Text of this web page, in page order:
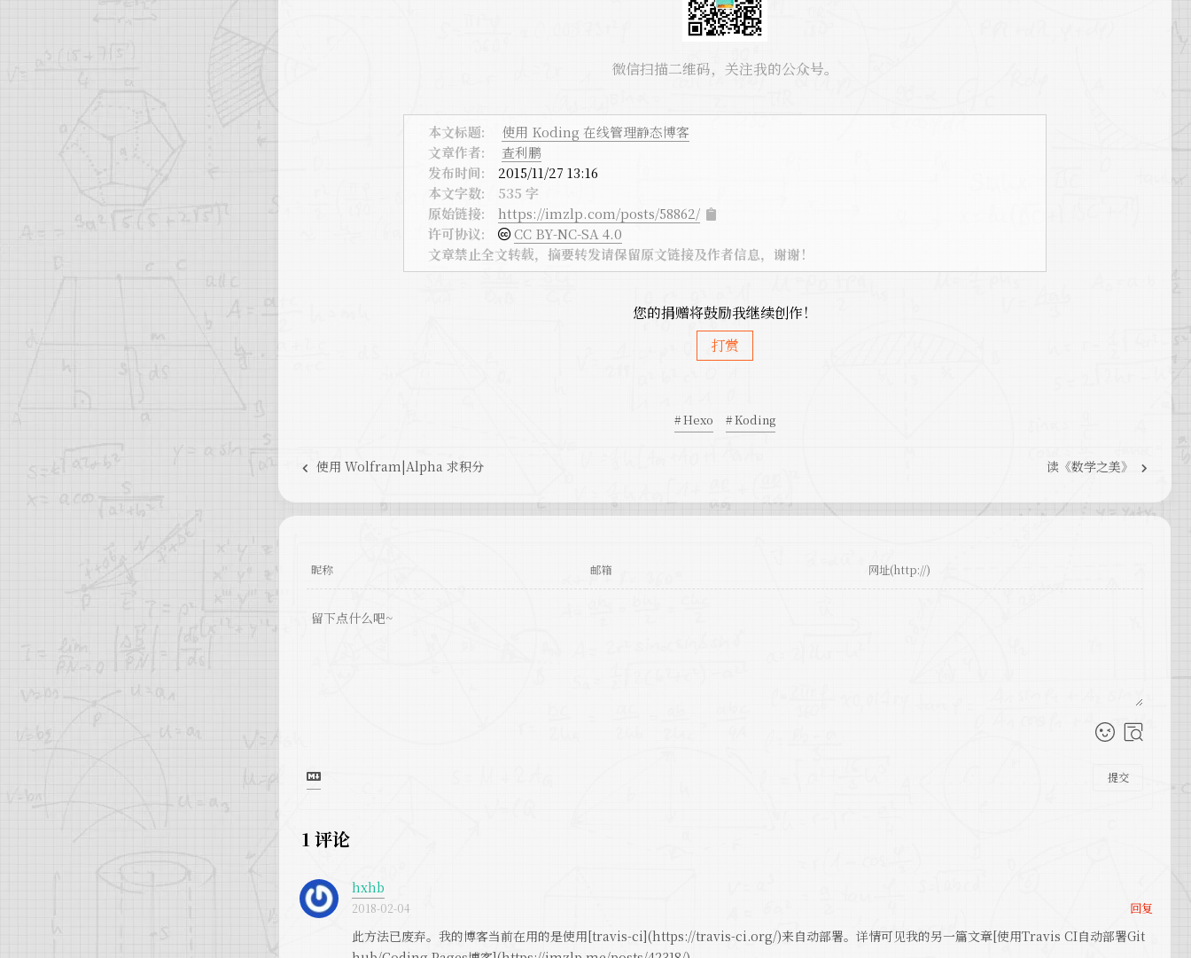
微信扫描二维码，关注我的公众号。
本文标题:
使用 Koding 在线管理静态博客
文章作者:
查利鹏
发布时间:
2015/11/27 13:16
本文字数:
535 字
原始链接:
https://imzlp.com/posts/58862/
许可协议:
CC BY-NC-SA 4.0
文章禁止全文转载，摘要转发请保留原文链接及作者信息，谢谢！
您的捐赠将鼓励我继续创作！
打赏
# Hexo # Koding
使用 Wolfram|Alpha 求积分 读《数学之美》
提交
1 评论
hxhb
2018-02-04 回复
此方法已废弃。我的博客当前在用的是使用[travis-ci](https://travis-ci.org/)来自动部署。详情可见我的另一篇文章[使用Travis CI自动部署Git